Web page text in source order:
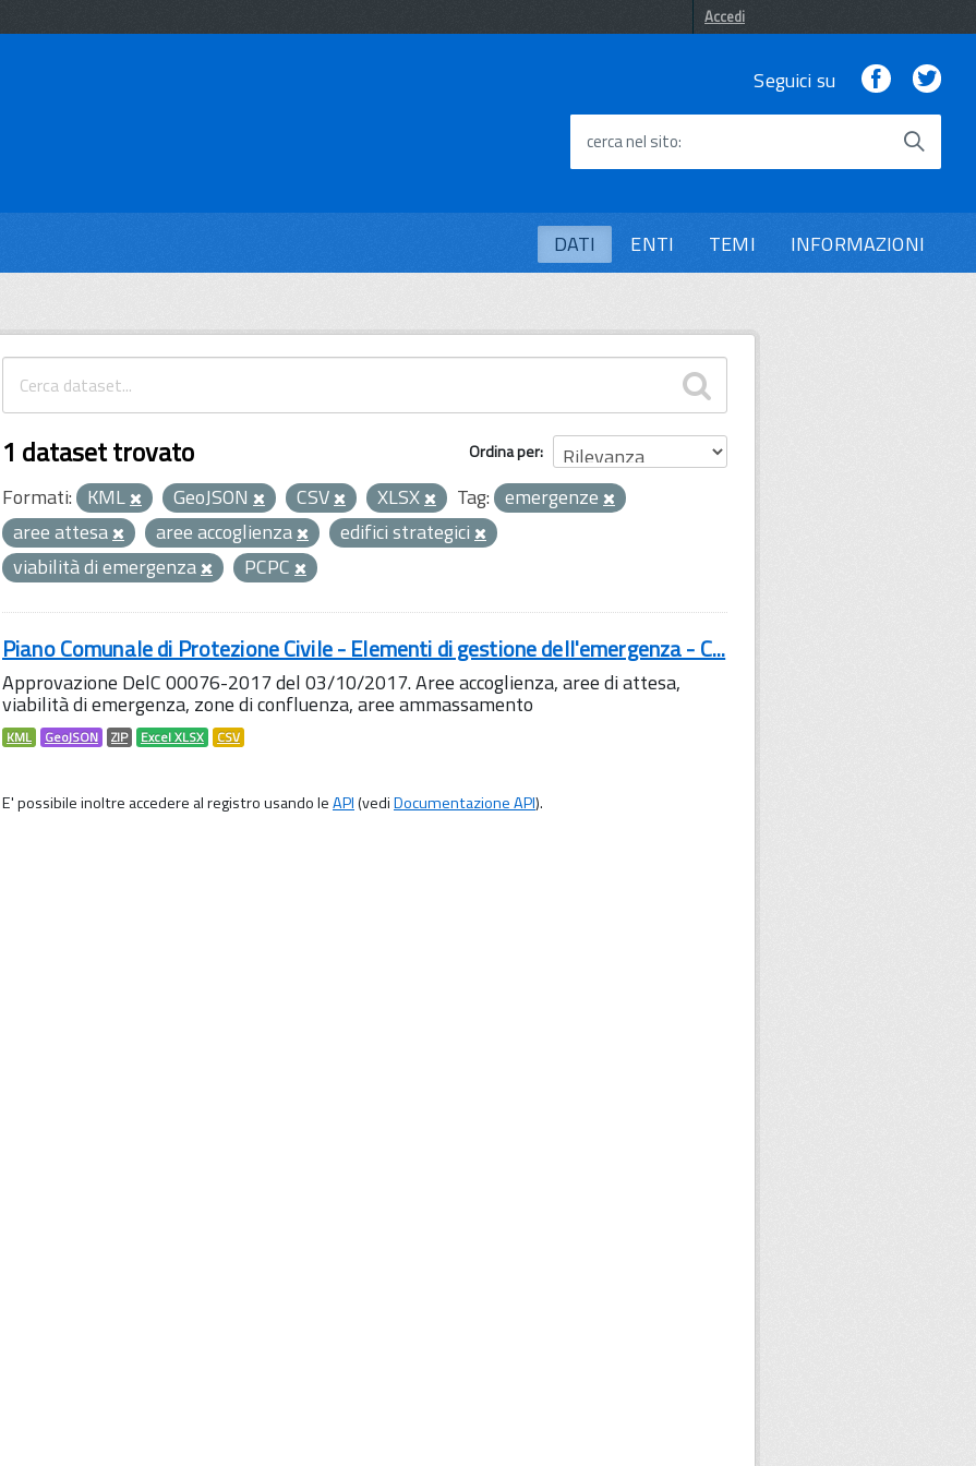
Accedi
Seguici su Facebook
cerca nel sito
DATI ENTI TEMI INFORMAZIONI
Ordina per
1 dataset trovato
Formati: KML GeoJSON CSV XLSX Tag: emergenze
aree attesa
aree accoglienza
edifici strategici
viabilità di emergenza
PCPC
Piano Comunale di Protezione Civile - Elementi di gestione dell'emergenza - C...
Approvazione DelC 00076-2017 del 03/10/2017. Aree accoglienza, aree di attesa,
viabilità di emergenza, zone di confluenza, aree ammassamento
KML GeoJSON ZIP Excel XLSX CSV
E' possibile inoltre accedere al registro usando leAPI(vediDocumentazione API).